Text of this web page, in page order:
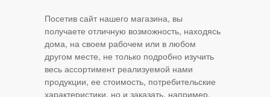
Посетив сайт нашего магазина, вы
получаете отличную возможность, находясь
дома, на своем рабочем или в любом
другом месте, не только подробно изучить
весь ассортимент реализуемой нами
продукции, ее стоимость, потребительские
характеристики, но и заказать, например,